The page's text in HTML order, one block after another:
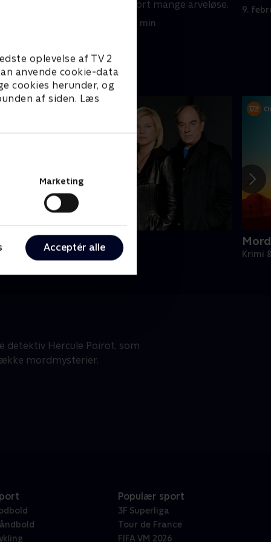
oplevelse af TV 2
anvende cookie-data
cookies herunder, og
af siden. Læs
Marketing
Acceptér alle
testamente og gjort mange arveløse.
9. februar 2026 • 51 min
9.
Fornyet mistanke
& Spænding • 2 sæsoner Krimi
detektiv Hercule Poirot, som
mordmysterier.
Populær sport
3F Superliga
Tour de France
FIFA VM 2026